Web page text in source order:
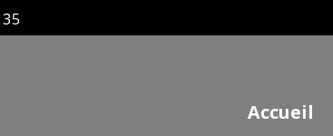
Accueil